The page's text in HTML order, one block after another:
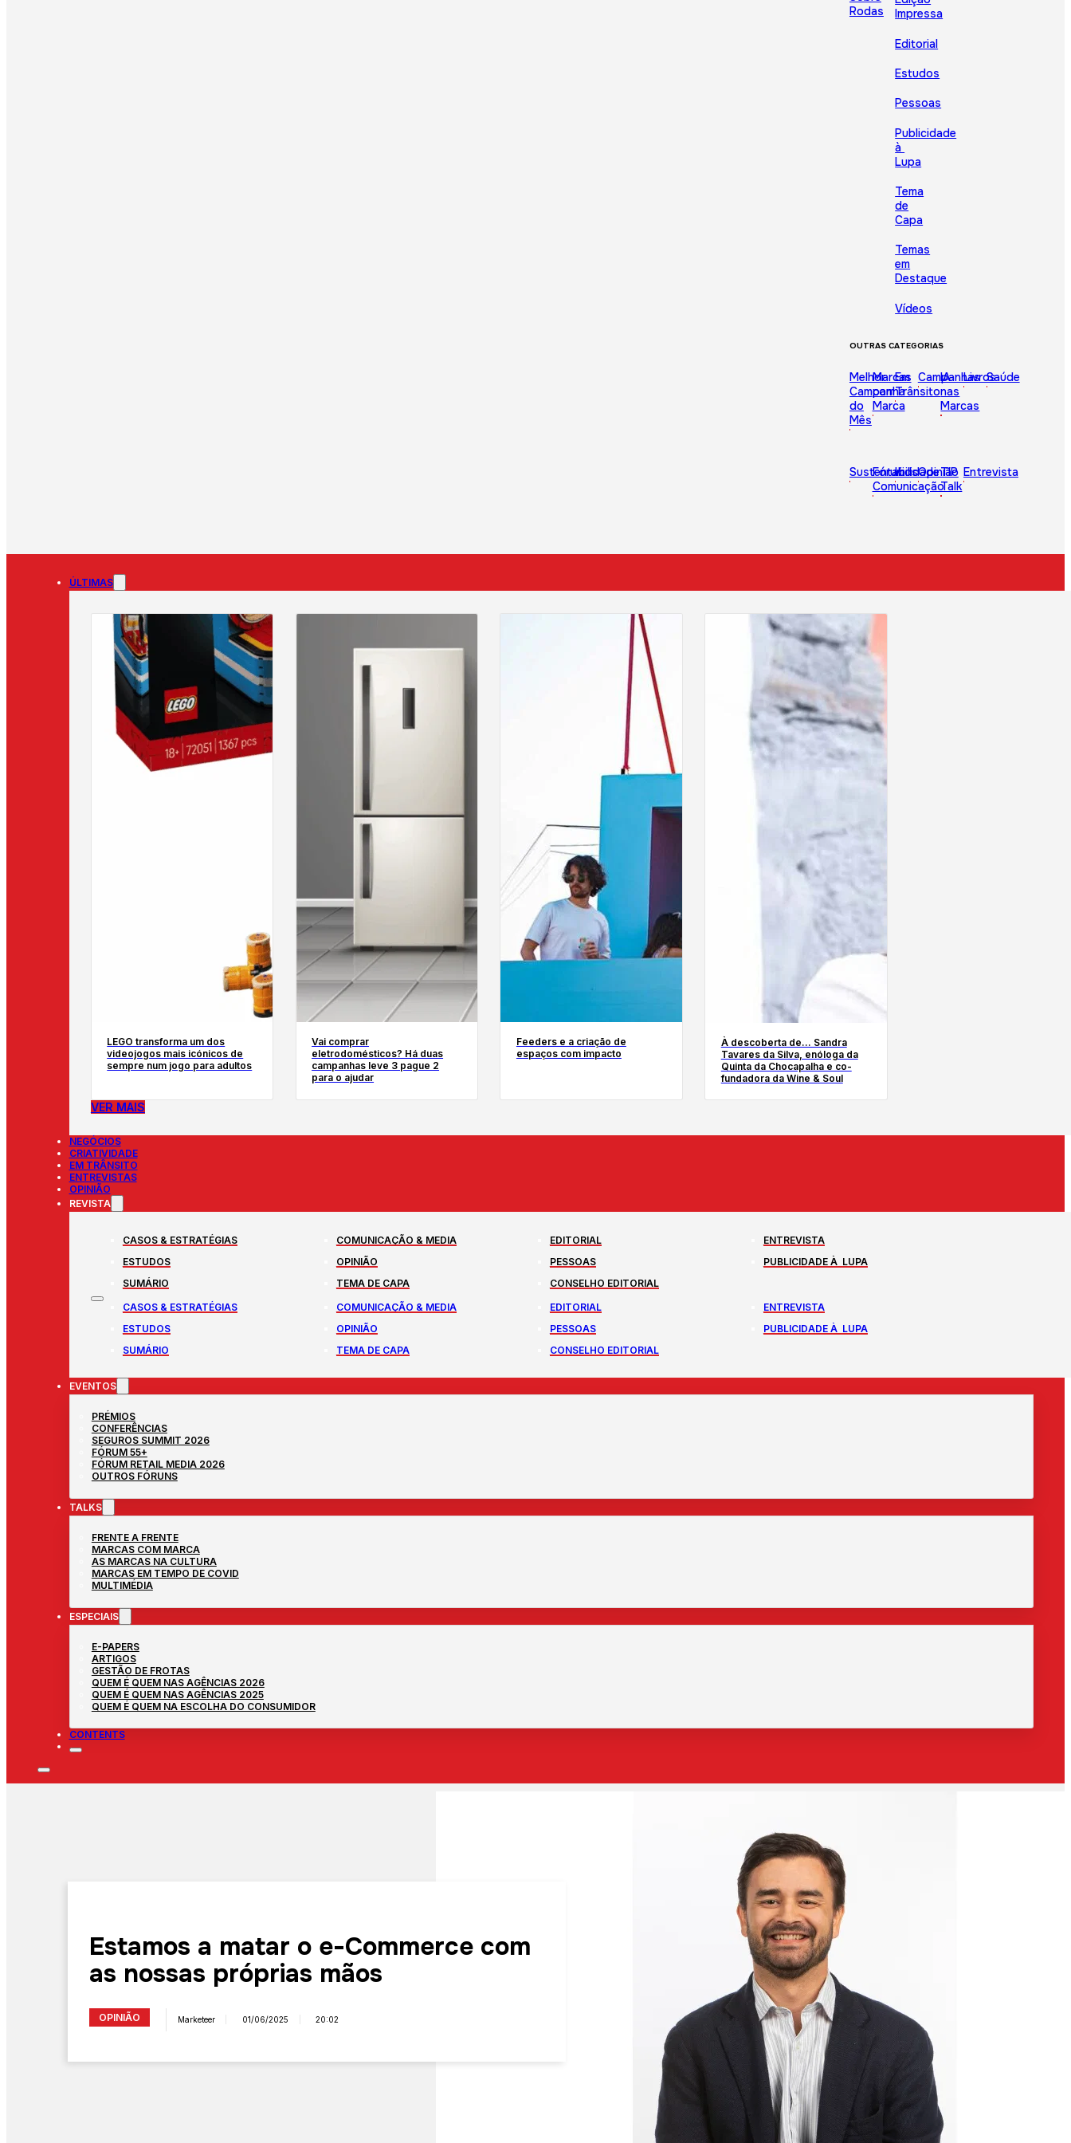
Rodas
Impressa
Editorial
Estudos
Pessoas
Publicidade
à
Lupa
Tema
de
Capa
Temas
em
Destaque
Vídeos
OUTRAS CATEGORIAS
Melhor
Campanha
do
Mês
Marcas
com
Marca
Em
Trânsito
Campanhas
IA
nas
Marcas
LivrosSaúde
Sustentabilidade
Fórum
Comunicação
KidsOpinião
TIP
Talk
Entrevista
ÚLTIMAS
LEGO transforma um dos
videojogos mais icónicos de
sempre num jogo para adultos
Vai comprar
eletrodomésticos? Há duas
campanhas leve 3 pague 2
para o ajudar
Feeders e a criação de
espaços com impacto
À descoberta de… Sandra
Tavares da Silva, enóloga da
Quinta da Chocapalha e co-
fundadora da Wine & Soul
VER MAIS
NEGÓCIOS
CRIATIVIDADE
EM TRÂNSITO
ENTREVISTAS
OPINIÃO
REVISTA
CASOS & ESTRATÉGIAS COMUNICAÇÃO & MEDIA EDITORIAL
ENTREVISTA
ESTUDOS
OPINIÃO PESSOAS
PUBLICIDADE À LUPA
SUMÁRIO
TEMA DE CAPA
CONSELHO EDITORIAL
CASOS & ESTRATÉGIAS
COMUNICAÇÃO & MEDIA EDITORIAL
ENTREVISTA
ESTUDOS
OPINIÃO PESSOAS
PUBLICIDADE À LUPA
SUMÁRIO
TEMA DE CAPA CONSELHO EDITORIAL
EVENTOS
PRÉMIOS
CONFERÊNCIAS
SEGUROS SUMMIT 2026
FÓRUM 55+
FÓRUM RETAIL MEDIA 2026
OUTROS FÓRUNS
TALKS
FRENTE A FRENTE
MARCAS COM MARCA
AS MARCAS NA CULTURA
MARCAS EM TEMPO DE COVID
MULTIMÉDIA
ESPECIAIS
E-PAPERS
ARTIGOS
GESTÃO DE FROTAS
QUEM É QUEM NAS AGÊNCIAS 2026
QUEM É QUEM NAS AGÊNCIAS 2025
QUEM É QUEM NA ESCOLHA DO CONSUMIDOR
CONTENTS
Estamos a matar o e-Commerce com
as nossas próprias mãos
OPINIÃO Marketeer 01/06/2025 20:02